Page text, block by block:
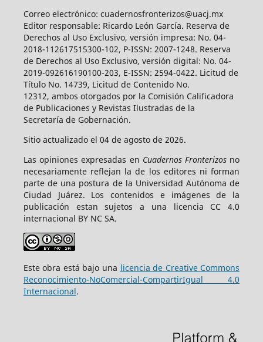
Correo electrónico: cuadernosfronterizos@uacj.mx
Editor responsable: Ricardo León García. Reserva de
Derechos al Uso Exclusivo, versión impresa: No. 04-
2018-112617515300-102, P-ISSN: 2007-1248. Reserva
de Derechos al Uso Exclusivo, versión digital: No. 04-
2019-092616190100-203, E-ISSN: 2594-0422. Licitud de
Título No. 14739, Licitud de Contenido No.
12312, ambos otorgados por la Comisión Calificadora
de Publicaciones y Revistas Ilustradas de la
Secretaría de Gobernación.
Sitio actualizado el 04 de agosto de 2026.
Las opiniones expresadas en Cuadernos Fronterizosno
necesariamente reflejan la de los editores ni forman
parte de una postura de la Universidad Autónoma de
Ciudad Juárez. Los contenidos e imágenes de la
publicación estan sujetos a una licencia CC 4.0
internacional BY NC SA.
Este obra está bajo una licencia de Creative Commons
Reconocimiento-NoComercial-CompartirIgual 4.0
Internacional.